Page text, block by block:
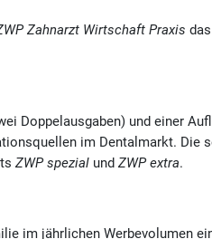
Zahnarzt Wirtschaft Praxis
Doppelausgaben) und einer
im Dentalmarkt. Die
ZWP spezial undZWP extra.
im jährlichen Werbevolumen